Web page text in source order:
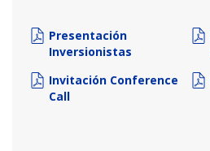
Presentación
Inversionistas
Invitación Conference
Call